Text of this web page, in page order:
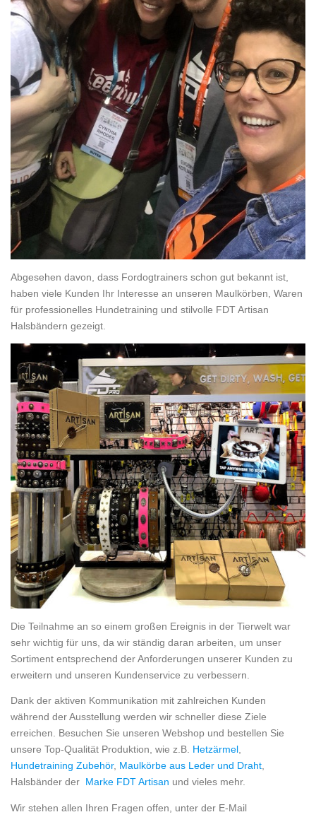
Abgesehen davon, dass Fordogtrainers schon gut bekannt ist,
haben viele Kunden Ihr Interesse an unseren Maulkörben, Waren
für professionelles Hundetraining und stilvolle FDT Artisan
Halsbändern gezeigt.
Die Teilnahme an so einem großen Ereignis in der Tierwelt war
sehr wichtig für uns, da wir ständig daran arbeiten, um unser
Sortiment entsprechend der Anforderungen unserer Kunden zu
erweitern und unseren Kundenservice zu verbessern.
Dank der aktiven Kommunikation mit zahlreichen Kunden
während der Ausstellung werden wir schneller diese Ziele
erreichen. Besuchen Sie unseren Webshop und bestellen Sie
unsere Top-Qualität Produktion, wie z.B. Hetzärmel,
Hundetraining Zubehör, Maulkörbe aus Leder und Draht,
Halsbänder der Marke FDT Artisan und vieles mehr.
Wir stehen allen Ihren Fragen offen, unter der E-Mail